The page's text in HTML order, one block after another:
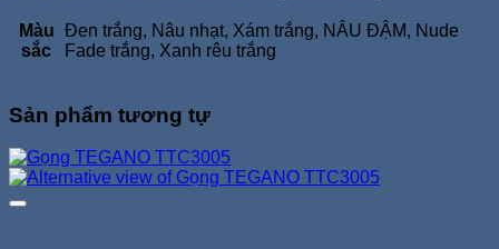
Màu
sắc
Đen trắng, Nâu nhạt, Xám trắng, NÂU ĐẬM, Nude
Fade trắng, Xanh rêu trắng
Sản phẩm tương tự